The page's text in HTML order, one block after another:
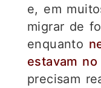
e, em
migrar de
enquanto
estavam
precisam